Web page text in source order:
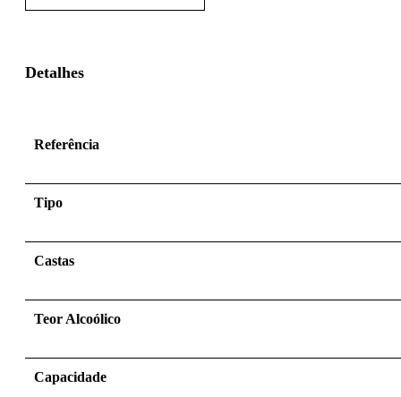
Detalhes
Referência
Tipo
Castas
Teor Alcoólico
Capacidade